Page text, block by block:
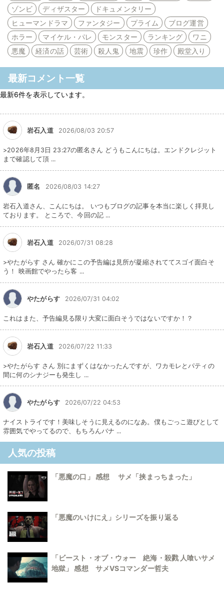
ゾンビ
ディザスター
ドキュメンタリー
ヒューマンドラマ
ファンタジー プライム
ブログ運営
ホラー
マイケル・パレ モンスター ランキング
ワニ
悪魔
経済の話 芸術 殺人鬼 地震 珍作 殿堂入り
最新コメント一覧
最新6件を表示しています。
岩石入道 2026/08/03 20:57
>2026年8月3日 23:27の匿名さん どうもこんにちは。エンドクレジット
まで確認して頂 ...
匿名 2026/08/03 14:27
岩石入道さん、こんにちは。 いつもブログの記事を本当に楽しく拝見し
ております。 ところで、今回の記 ...
岩石入道 2026/07/31 08:28
>やたがらす さん 確かにこの予告編は見所が凝縮されててスゴイ面白そ
う！ 映画館でやったら客 ...
やたがらす 2026/07/31 04:02
これはまた、予告編見る限り大変に面白そうではないですか！？
岩石入道 2026/07/22 11:33
>やたがらす さん 別にまずくはなかったんですが、ワカモレとパティの
間に何のシナジーも発生し ...
やたがらす 2026/07/22 04:53
ナイストライです！美味しそうに見えるのになあ。僕もごっこ遊びとして
雰囲気でやってるので、もちろんバナ ...
人気の投稿
「悪魔の口」 感想 サメ「挟まっちまった」
「悪魔のいけにえ」シリーズを振り返る
「ビースト・オブ・ウォー 絶海・殺戮 人喰いサメ
地獄」 感想 サメVSコマンダー哲夫